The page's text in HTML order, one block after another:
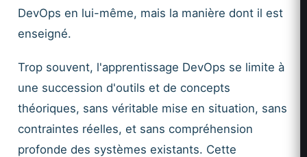
DevOps en lui-même, mais la manière dont il est
enseigné.
Trop souvent, l'apprentissage DevOps se limite à
une succession d'outils et de concepts
théoriques, sans véritable mise en situation, sans
contraintes réelles, et sans compréhension
profonde des systèmes existants. Cette